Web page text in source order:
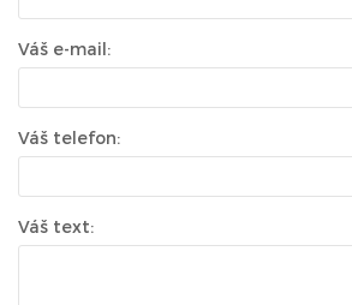
Váš e-mail:
Váš telefon:
Váš text: